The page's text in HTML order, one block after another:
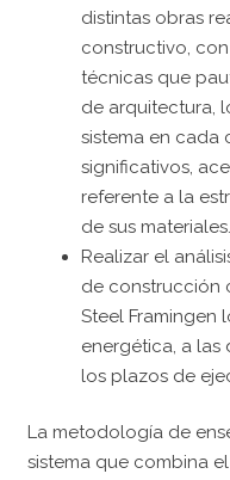
distintas obras
constructivo,
técnicas que
de arquitectura,
sistema en cada
significativos,
referente a la
de sus materiales.
Realizar el
de construcción
Steel Framingen
energética, a las
los plazos de
La metodología de
sistema que combina